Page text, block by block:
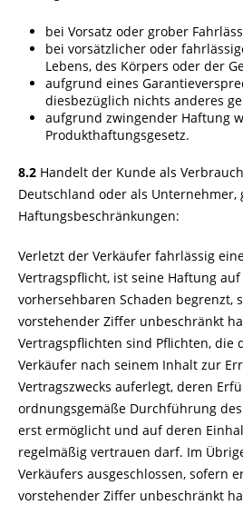
bei Vorsatz oder grober
bei vorsätzlicher oder
Lebens, des Körpers oder der
aufgrund eines
diesbezüglich nichts anderes
aufgrund zwingender Haftung
Produkthaftungsgesetz.
8.2 Handelt der Kunde als
Deutschland oder als Unternehmer,
Haftungsbeschränkungen:
Verletzt der Verkäufer fahrlässig
Vertragspflicht, ist seine Haftung
vorhersehbaren Schaden begrenzt,
vorstehender Ziffer unbeschränkt
Vertragspflichten sind Pflichten, die
Verkäufer nach seinem Inhalt zur
Vertragszwecks auferlegt, deren
ordnungsgemäße Durchführung
erst ermöglicht und auf deren
regelmäßig vertrauen darf. Im
Verkäufers ausgeschlossen, sofern
vorstehender Ziffer unbeschränkt